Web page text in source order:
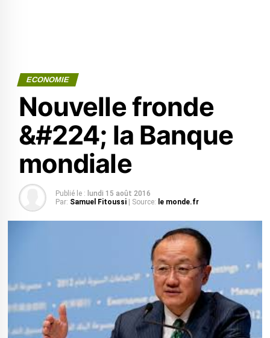
ECONOMIE
Nouvelle fronde
&#224; la Banque
mondiale
Publié le : lundi 15 août 2016
Par: Samuel Fitoussi | Source: le monde.fr